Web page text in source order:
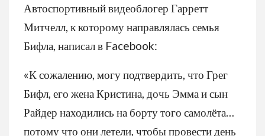
Автоспортивный видеоблогер Гарретт
Митчелл, к которому направлялась семья
Бифла, написал в Facebook:
«К сожалению, могу подтвердить, что Грег
Бифл, его жена Кристина, дочь Эмма и сын
Райдер находились на борту того самолёта…
потому что они летели, чтобы провести день